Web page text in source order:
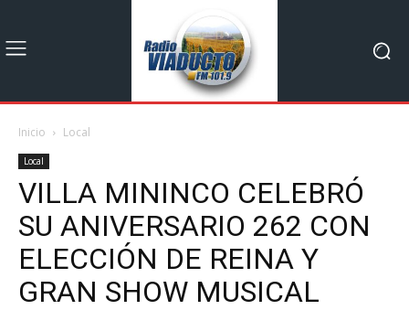
Inicio Local
Local
VILLA MININCO CELEBRÓ
SU ANIVERSARIO 262 CON
ELECCIÓN DE REINA Y
GRAN SHOW MUSICAL